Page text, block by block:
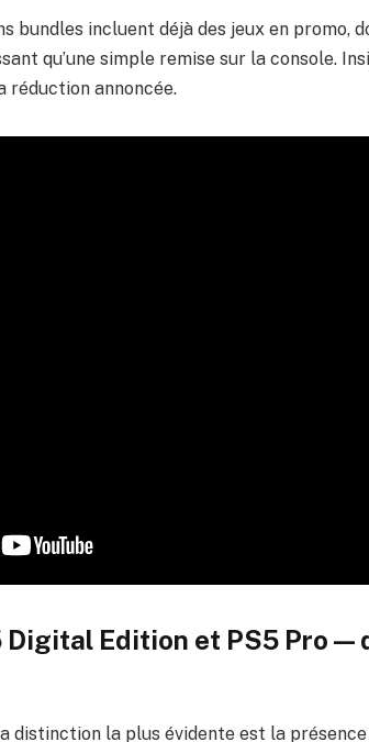
bundles incluent déjà des jeux en promo,
qu’une simple remise sur la console.
réduction annoncée.
Digital Edition et PS5 Pro
distinction la plus évidente est la présence